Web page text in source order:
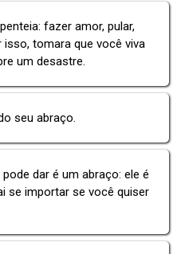
fazer amor, pular,
isso, tomara que você viva
um desastre.
seu abraço.
dar é um abraço: ele é
se importar se você quiser